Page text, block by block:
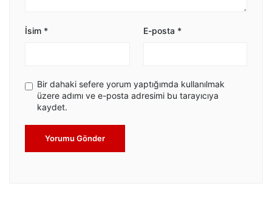
İsim * E-posta *
Bir dahaki sefere yorum yaptığımda kullanılmak
üzere adımı ve e-posta adresimi bu tarayıcıya
kaydet.
Yorumu Gönder